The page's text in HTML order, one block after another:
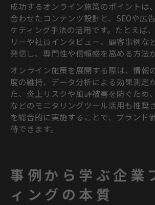
成功するオンライン施策のポイントは
合わせたコンテンツ設計と、SEOや広
ケティング手法の活用です。たとえば
リーや社員インタビュー、顧客事例な
発信し、専門性や信頼感を高める方法
オンライン施策を展開する際は、情報
度の維持、データ分析による効果測定
た、炎上リスクや風評被害を防ぐため
などのモニタリングツール活用も推奨
を総合的に実施することで、ブランド
待できます。
事例から学ぶ企業
ィングの本質